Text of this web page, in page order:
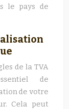
le pays de
de la TVA
de
de votre
Cela peut